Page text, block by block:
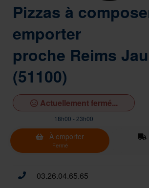
Pizzas à
emporter
proche Reims
(51100)
Actuellement fermé...
18h00 - 23h00
À emporter
Fermé
03.26.04.65.65